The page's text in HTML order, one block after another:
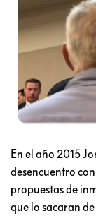
En el año 2015
desencuentro
propuestas de
que lo sacaran